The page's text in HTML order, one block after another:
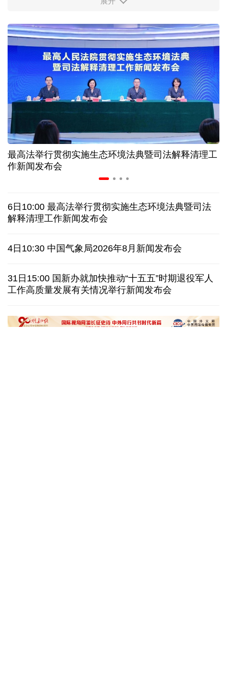
从中国空调热销欧洲，看中国制造惠及全球
二季度中国清洁能源建设景气指数处于较景气区间
服贸会进入倒计时一个月 180余项创新成果将发布
非必要不乱花 医保个人账户里的钱如何用在刀刃上
"校园贷"换上"新马甲" 警惕暑假期间网络消费陷阱
2026暑期档票房破85亿 已连续30天单日票房破亿
泰国暖武里府行政组织办公楼发生枪击 主席重伤
西班牙对意大利“报复”实施 首日入境检查约200人
俄国防部:拦截285架乌克兰无人机并对乌发动空袭
最高法举行贯彻实施生态环境法典暨司法解释清理工
作新闻发布会
6日10:00 最高法举行贯彻实施生态环境法典暨司法
解释清理工作新闻发布会
4日10:30 中国气象局2026年8月新闻发布会
31日15:00 国新办就加快推动“十五五”时期退役军人
工作高质量发展有关情况举行新闻发布会